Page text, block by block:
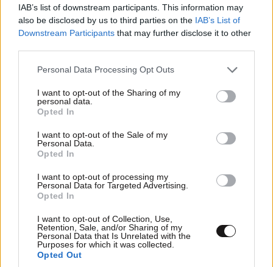
IAB’s list of downstream participants. This information may
also be disclosed by us to third parties on the IAB’s List of
Downstream Participants that may further disclose it to other
Please note that this website/app uses one or more Google
not limited to your visit or usage behaviour. You may click to
grant or deny consent to Google and its third-party tags to
use your data for below specified purposes in below Google
consent section.
Personal Data Processing Opt Outs
I want to opt-out of the Sharing of my
personal data.
Opted In
I want to opt-out of the Sale of my
Personal Data.
Opted In
I want to opt-out of processing my
Personal Data for Targeted Advertising.
Opted In
I want to opt-out of Collection, Use,
Retention, Sale, and/or Sharing of my
Personal Data that Is Unrelated with the
Purposes for which it was collected.
Opted Out